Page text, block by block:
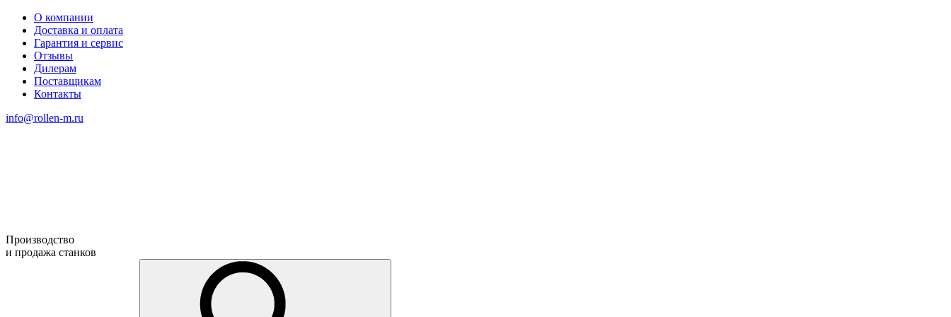
О компании
Доставка и оплата
Гарантия и сервис
Отзывы
Дилерам
Поставщикам
Контакты
info@rollen-m.ru
Производство
и продажа станков